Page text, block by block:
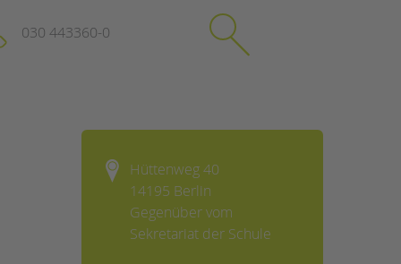
Impressum
Datenschutz
schließen
030 443360-0
Suchen
Hüttenweg 40
14195 Berlin
Gegenüber vom
Sekretariat der Schule